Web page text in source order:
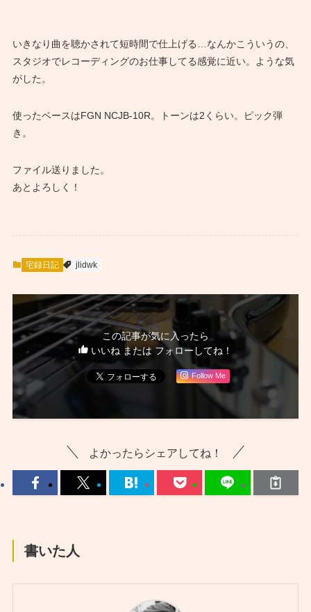
ヤ
ー
いきなり曲を聴かされて短時間で仕上げる…なんかこういうの、
スタジオでレコーディングのお仕事してる感覚に近い。ような気
がした。
使ったベースはFGN NCJB-10R。トーンは2くらい。ピック弾
き。
ファイル送りました。
あとよろしく！
宅録日記 jlidwk
この記事が気に入ったら
いいね または フォローしてね！
Follow Me
よかったらシェアしてね！
書いた人